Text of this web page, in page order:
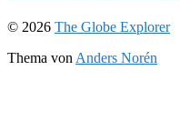
© 2026 The Globe Explorer
Thema von Anders Norén